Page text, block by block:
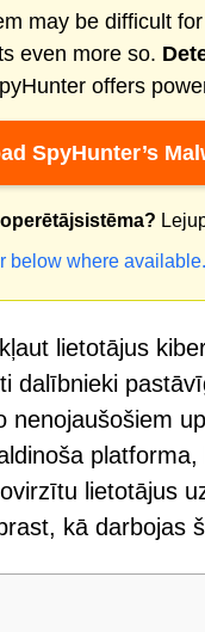
may be difficult
even more so.
offers
SpyHunter’s
below where available.
lietotājus
dalībnieki
nenojaušošiem
lietotājus
kā darbojas